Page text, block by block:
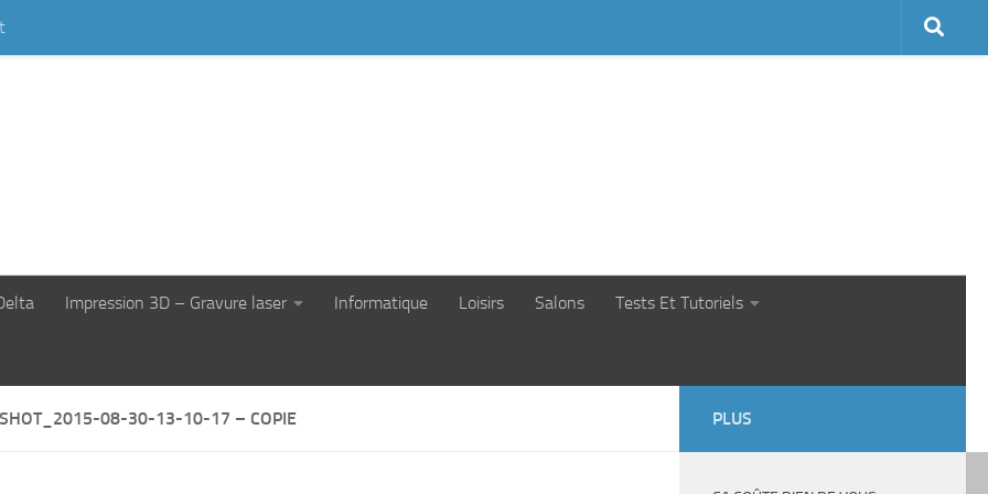
Impression 3D – Gravure laser Informatique Loisirs Salons Tests Et Tutoriels
08-30-13-10-17 – COPIE PLUS